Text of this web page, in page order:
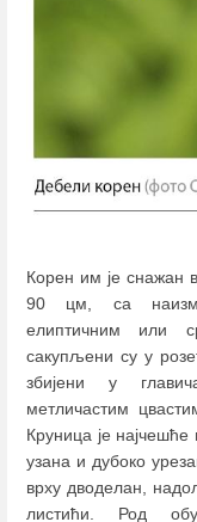
Корен им је снажан
90 цм, са
елиптичним или
сакупљени су у
збијени у
метличастим
Круница је
узана и дубоко
врху дводелан,
листићи. Род